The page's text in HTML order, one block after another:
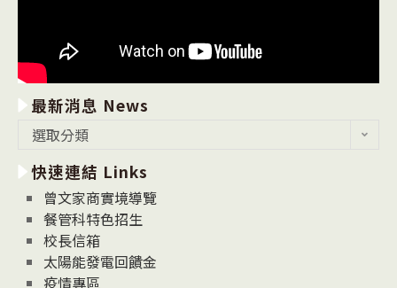
最新消息 News
消
息
News
選取分類
快速連結 Links
曾文家商實境導覽
餐管科特色招生
校長信箱
太陽能發電回饋金
疫情專區